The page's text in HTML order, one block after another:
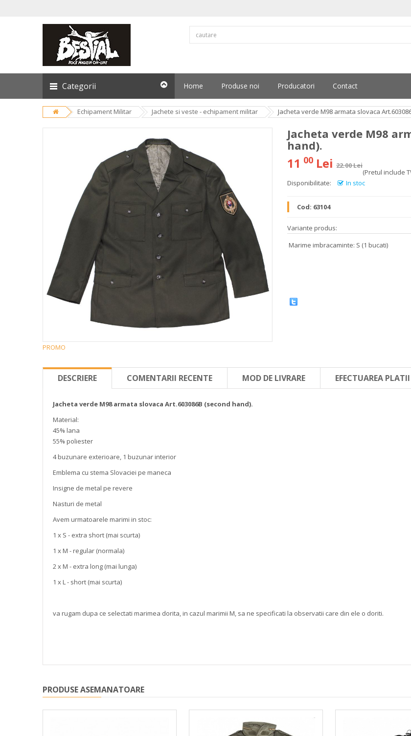
Categorii Home Produse noi Producatori Contact
Echipament Militar Jachete si veste - echipament militar Jacheta verde M98 armata slovaca
PROMO
Jacheta verde M98
hand).
11 00 Lei 22.00 Lei
(Pretul include
Disponibilitate:
In stoc
Cod: 63104
Variante produs:
Marime imbracaminte: S (1 bucati)
DESCRIERE COMENTARII RECENTE MOD DE LIVRARE EFECTUAREA PLATII
Jacheta verde M98 armata slovaca Art.603086B (second hand).
Material:
45% lana
55% poliester
4 buzunare exterioare, 1 buzunar interior
Emblema cu stema Slovaciei pe maneca
Insigne de metal pe revere
Nasturi de metal
Avem urmatoarele marimi in stoc:
1 x S - extra short (mai scurta)
1 x M - regular (normala)
2 x M - extra long (mai lunga)
1 x L - short (mai scurta)
va rugam dupa ce selectati marimea dorita, in cazul marimii M, sa ne specificati la observatii care din ele o doriti.
PRODUSE ASEMANATOARE